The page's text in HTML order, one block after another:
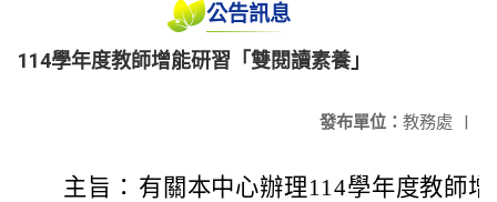
公告訊息
114學年度教師增能研習「雙閱讀素養」
發布單位： 教務處 |
主旨： 有關本中心辦理114學年度教師